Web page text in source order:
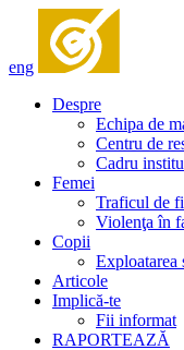
eng
Despre
Echipa de
Centru de
Cadru
Femei
Traficul de
Violenţa în
Copii
Exploatarea
Articole
Implică-te
Fii informat
RAPORTEAZĂ